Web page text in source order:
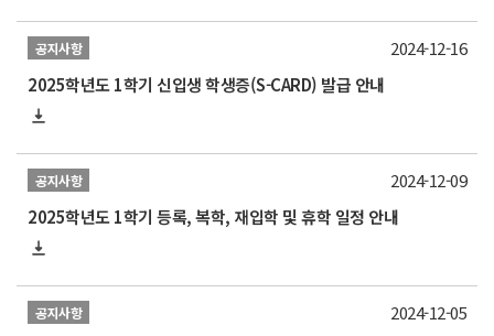
공지사항
2025학년도 1학기 신입생 학생증(S-CARD) 발급 안내
2024-12-16
공지사항
2025학년도 1학기 등록, 복학, 재입학 및 휴학 일정 안내
2024-12-09
공지사항 2024-12-05